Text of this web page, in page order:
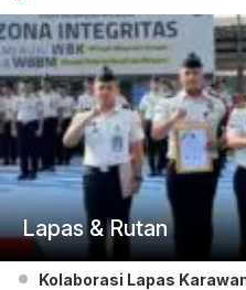
Lapas & Rutan
Kolaborasi Lapas